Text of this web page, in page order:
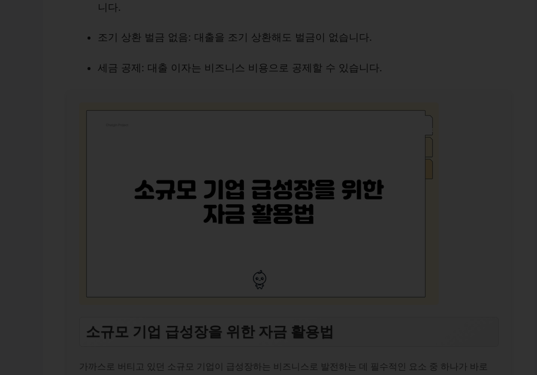
니다.
조기 상환 벌금 없음: 대출을 조기 상환해도 벌금이 없습니다.
세금 공제 : 대출 이자는 비즈니스 비용으로 공제할 수 있습니다.
소규모 기업 급성장을 위한 자금 활용법
가까스로 버티고 있던 소규모 기업이 급성장하는 비즈니스로 발전하는 데 필수적인 요소 중 하나가 바로